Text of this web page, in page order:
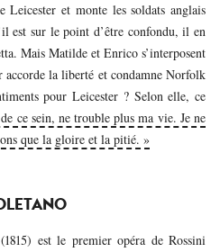
Leicester et monte les soldats anglais
est sur le point d’être confondu, il en
Mais Matilde et Enrico s’interposent
la liberté et condamne Norfolk
pour Leicester ? Selon elle, ce
ce sein, ne trouble plus ma vie. Je ne
que la gloire et la pitié. »
est le premier opéra de Rossini